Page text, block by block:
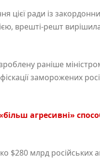
цієї ради із
врешті-решт
раніше
заморожених
більш агресивні»
млрд російських